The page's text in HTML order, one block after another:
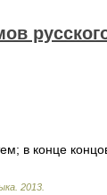
в конце
2013